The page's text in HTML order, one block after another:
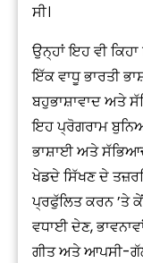
ਸੀ।
ਉਨ੍ਹਾਂ ਇਹ ਵੀ
ਇੱਕ ਵਾਧੂ ਭਾਰਤੀ
ਬਹੁਭਾਸ਼ਾਵਾਦ ਅਤੇ
ਇਹ ਪ੍ਰੋਗਰਾਮ
ਭਾਸ਼ਾਈ ਅਤੇ
ਖੇਡਦੇ ਸਿੱਖਣ ਦੇ
ਪ੍ਰਫੁੱਲਿਤ ਕਰਨ ’ਤੇ
ਵਧਾਈ ਦੇਣ,
ਗੀਤ ਅਤੇ ਆਪਸੀ-